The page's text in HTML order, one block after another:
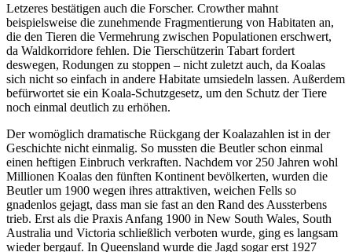
Letzeres bestätigen auch die Forscher. Crowther mahnt
beispielsweise die zunehmende Fragmentierung von Habitaten an,
die den Tieren die Vermehrung zwischen Populationen erschwert,
da Waldkorridore fehlen. Die Tierschützerin Tabart fordert
deswegen, Rodungen zu stoppen – nicht zuletzt auch, da Koalas
sich nicht so einfach in andere Habitate umsiedeln lassen. Außerdem
befürwortet sie ein Koala-Schutzgesetz, um den Schutz der Tiere
noch einmal deutlich zu erhöhen.
Der womöglich dramatische Rückgang der Koalazahlen ist in der
Geschichte nicht einmalig. So mussten die Beutler schon einmal
einen heftigen Einbruch verkraften. Nachdem vor 250 Jahren wohl
Millionen Koalas den fünften Kontinent bevölkerten, wurden die
Beutler um 1900 wegen ihres attraktiven, weichen Fells so
gnadenlos gejagt, dass man sie fast an den Rand des Aussterbens
trieb. Erst als die Praxis Anfang 1900 in New South Wales, South
Australia und Victoria schließlich verboten wurde, ging es langsam
wieder bergauf. In Queensland wurde die Jagd sogar erst 1927